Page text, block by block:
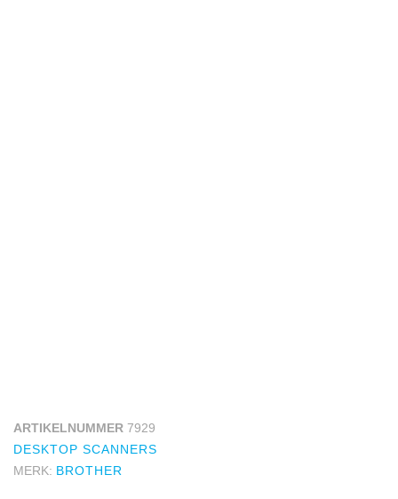
ARTIKELNUMMER 7929
DESKTOP SCANNERS
MERK: BROTHER